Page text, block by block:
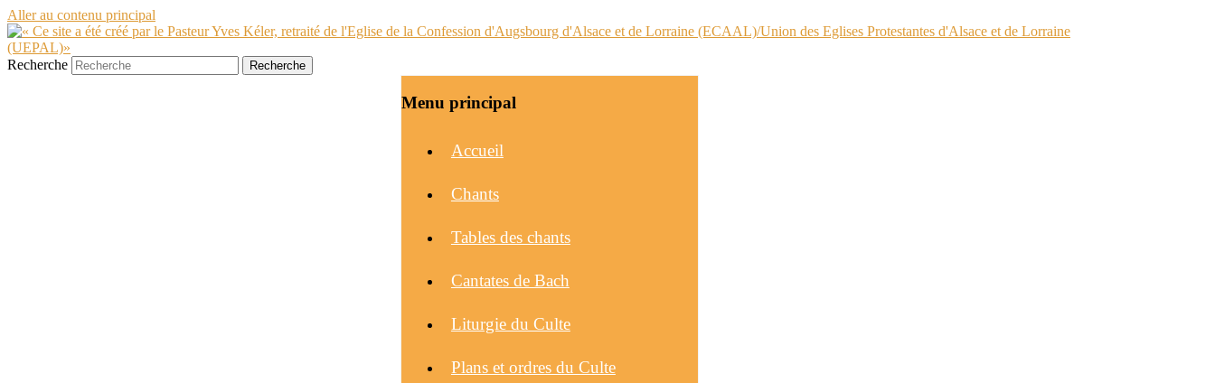
Aller au contenu principal
Recherche
Menu principal
Accueil
Chants
Tables des chants
Cantates de Bach
Liturgie du Culte
Plans et ordres du Culte